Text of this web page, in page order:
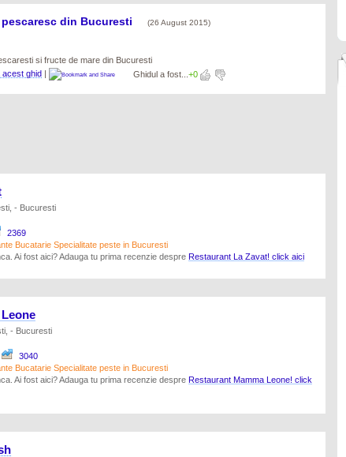
din Bucuresti (26 August 2015)
si fructe de mare din Bucuresti
acest ghid | Ghidul a fost... +0
- Bucuresti
2369
Bucatarie Specialitate peste in Bucuresti
Ai fost aici? Adauga tu prima recenzie despre Restaurant La Zavat! click aici
- Bucuresti
3040
Bucatarie Specialitate peste in Bucuresti
Ai fost aici? Adauga tu prima recenzie despre Restaurant Mamma Leone! click